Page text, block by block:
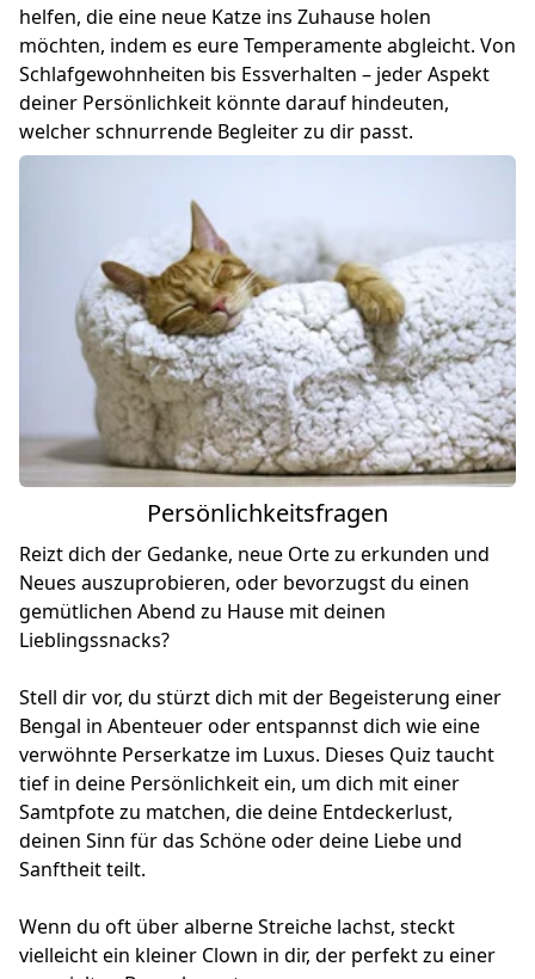
helfen, die eine neue Katze ins Zuhause holen
möchten, indem es eure Temperamente abgleicht. Von
Schlafgewohnheiten bis Essverhalten – jeder Aspekt
deiner Persönlichkeit könnte darauf hindeuten,
welcher schnurrende Begleiter zu dir passt.
Persönlichkeitsfragen
Reizt dich der Gedanke, neue Orte zu erkunden und
Neues auszuprobieren, oder bevorzugst du einen
gemütlichen Abend zu Hause mit deinen
Lieblingssnacks?
Stell dir vor, du stürzt dich mit der Begeisterung einer
Bengal in Abenteuer oder entspannst dich wie eine
verwöhnte Perserkatze im Luxus. Dieses Quiz taucht
tief in deine Persönlichkeit ein, um dich mit einer
Samtpfote zu matchen, die deine Entdeckerlust,
deinen Sinn für das Schöne oder deine Liebe und
Sanftheit teilt.
Wenn du oft über alberne Streiche lachst, steckt
vielleicht ein kleiner Clown in dir, der perfekt zu einer